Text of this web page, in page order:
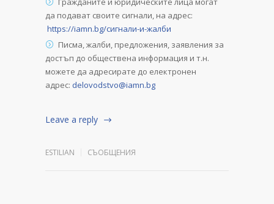
да подават своите сигнали, на адрес:
https://iamn.bg/сигнали-и-жалби
Писма, жалби, предложения, заявления за
достъп до обществена информация и т.н.
можете да адресирате до електронен
адрес: delovodstvo@iamn.bg
Leave a reply
ESTILIAN СЪОБЩЕНИЯ